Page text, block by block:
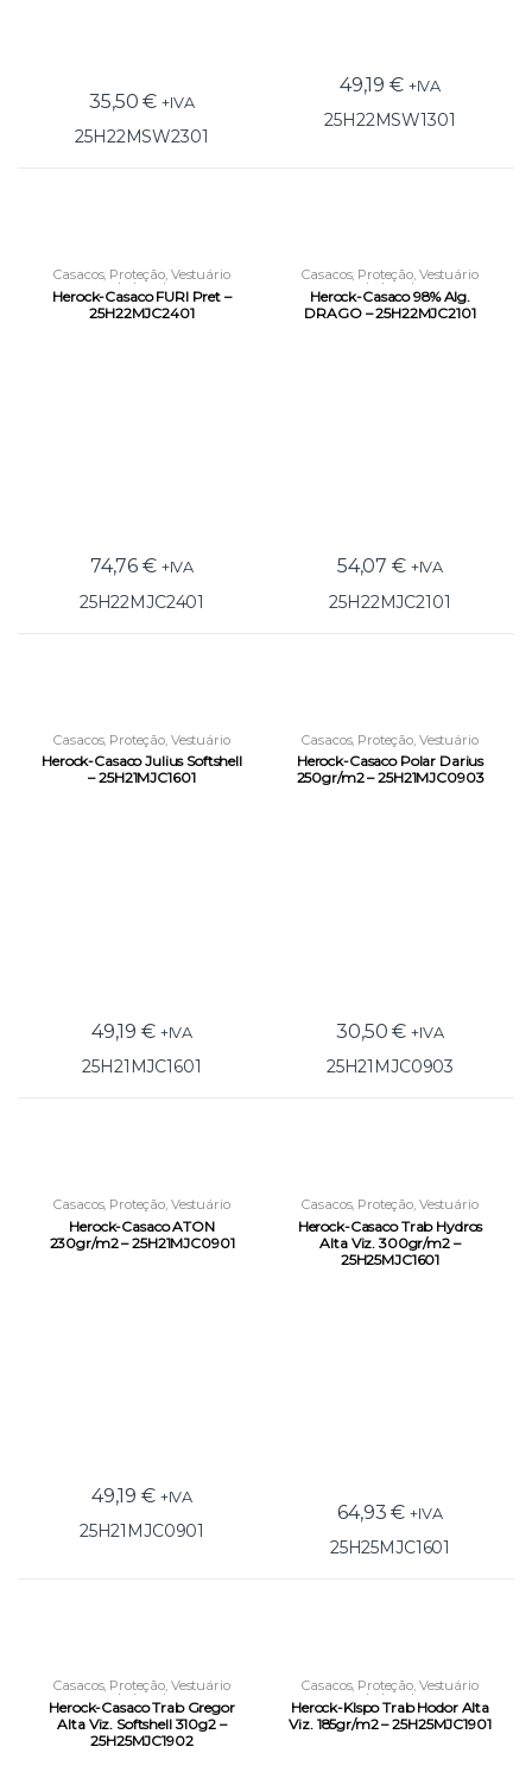
35,50€ +IVA
25H22MSW2301
49,19 € +IVA
25H22MSW1301
Casacos, Proteção, Vestuário
Laboral
Herock-Casaco FURI Pret –
25H22MJC2401
74,76 € +IVA
25H22MJC2401
Casacos, Proteção, Vestuário
Laboral
Herock-Casaco 98% Alg.
DRAGO – 25H22MJC2101
54,07 € +IVA
25H22MJC2101
Casacos, Proteção Vestuário
Laboral
Herock-Casaco Julius Softshell
– 25H21MJC1601
49,19 € +IVA
25H21MJC1601
Casacos, Proteção Vestuário
Laboral
Herock-Casaco Polar Darius
250gr/m2 – 25H21MJC0903
30,50€ +IVA
25H21MJC0903
Casacos, Proteção, Vestuário
Laboral
Herock-Casaco ATON
230gr/m2 – 25H21MJC0901
49,19 € +IVA
25H21MJC0901
Casacos, Proteção, Vestuário
Laboral
Herock-Casaco Trab Hydros
Alta Viz. 300gr/m2 –
25H25MJC1601
64,93€ +IVA
25H25MJC1601
Casacos, Proteção, Vestuário
Laboral
Herock-Casaco Trab Gregor
Alta Viz. Softshell 310g2 –
25H25MJC1902
Casacos, Proteção, Vestuário
Laboral
Herock-KIspo Trab Hodor Alta
Viz. 185gr/m2 – 25H25MJC1901